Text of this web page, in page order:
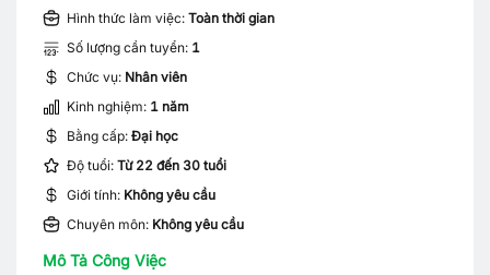
Hình thức làm việc: Toàn thời gian
Số lượng cần tuyển: 1
Chức vụ: Nhân viên
Kinh nghiệm: 1 năm
Bằng cấp: Đại học
Độ tuổi: Từ 22 đến 30 tuổi
Giới tính: Không yêu cầu
Chuyên môn: Không yêu cầu
Mô Tả Công Việc